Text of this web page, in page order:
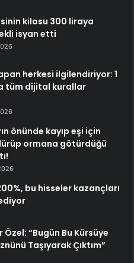
kilosu 300 liraya
isyan etti
herkesi ilgilendiriyor: 1
tüm dijital kurallar
önünde kayıp eşi için
ormana götürdüğü
bu hisseler kazançları
Özel: “Bugün Bu Kürsüye
Taşıyarak Çıktım”